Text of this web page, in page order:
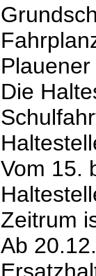
Die
Vom 15.
Zeitrum
Ab